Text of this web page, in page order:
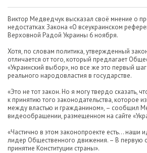
Виктор Медведчук высказал своё мнение о
недостатках Закона «О всеукраинском
Верховной Радой Украины 6 ноября.
Хотя, по словам политика, утвержденный
отличается от того, который предлагает
«Украинский выбор», но все же это первый
реального народовластия в государстве.
«Это не тот закон. Но я могу твердо сказать,
к принятию того законодательства, которое
между властью и гражданином», – сообщил
видеообращении, размещенном на сайте
«Частично в этом законопроекте есть… наши
лидер Общественного движения. – В первую
принятие Конституции страны».